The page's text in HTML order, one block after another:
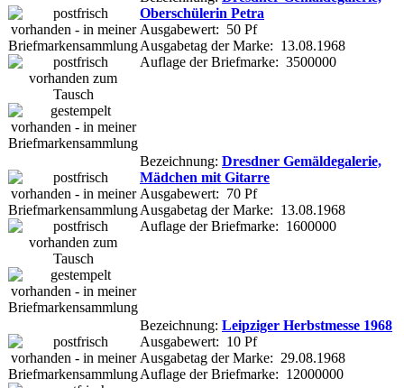
Oberschülerin Petra
Ausgabewert: 50 Pf
Ausgabetag der Marke: 13.08.1968
Auflage der Briefmarke: 3500000
Bezeichnung: Dresdner Gemäldegalerie,
Mädchen mit Gitarre
Ausgabewert: 70 Pf
Ausgabetag der Marke: 13.08.1968
Auflage der Briefmarke: 1600000
Bezeichnung: Leipziger Herbstmesse 1968
Ausgabewert: 10 Pf
Ausgabetag der Marke: 29.08.1968
Auflage der Briefmarke: 12000000